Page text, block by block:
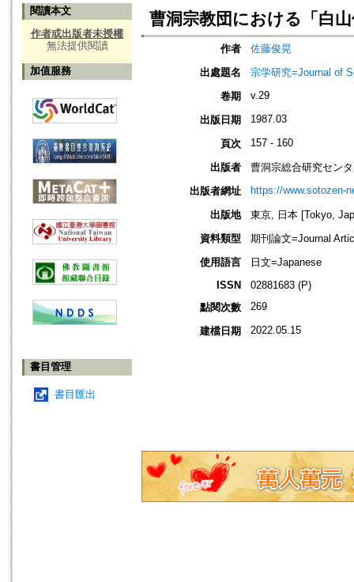
閱讀本文
作者或出版者未授權
無法提供閱讀
加值服務
書目管理
書目匯出
曹洞宗教団における「白
作者
佐藤俊晃
出處題名
宗学研究=Journal of
卷期
v.29
出版日期 1987.03
頁次 157 - 160
出版者
曹洞宗総合研究セン
出版者網址
https://www.sotozen-
出版地
東京, 日本 [Tokyo,
資料類型
期刊論文=Journal
使用語言
日文=Japanese
ISSN
02881683 (P)
點閱次數
269
建檔日期 2022.05.15